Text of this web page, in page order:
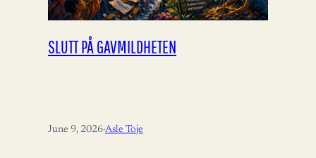
SLUTT PÅ GAVMILDHETEN
June 9, 2026·Asle Toje